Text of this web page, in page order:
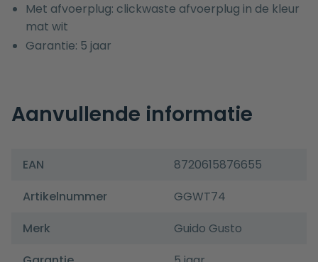
Met afvoerplug: clickwaste afvoerplug in de kleur
mat wit
Garantie: 5 jaar
Aanvullende informatie
EAN
8720615876655
Artikelnummer
GGWT74
Merk
Guido Gusto